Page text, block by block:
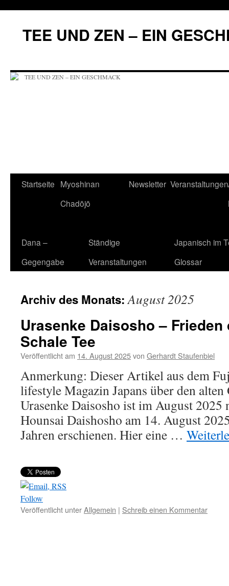
springen
TEE UND ZEN – EIN
Startseite Myoshinan
Chadōjō
Newsletter Veranstaltungen
Dana –
Gegengabe
Ständige
Veranstaltungen
Japanisch im
Glossar
Archiv des Monats:August 2025
Urasenke Daisosho –
Schale Tee
Veröffentlicht am 14. August 2025von Gerhardt Staufenbiel
Anmerkung: Dieser Artikel aus dem
lifestyle Magazin Japans über den
Urasenke Daisosho ist im August 2025
Hounsai Daishosho am 14. August
Jahren erschienen. Hier eine …
Follow
Veröffentlicht unterAllgemein | Schreib einen Kommentar